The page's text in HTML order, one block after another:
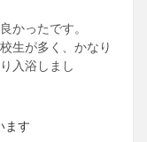
かったです。
生が多く、かなり
入浴しまし
ます